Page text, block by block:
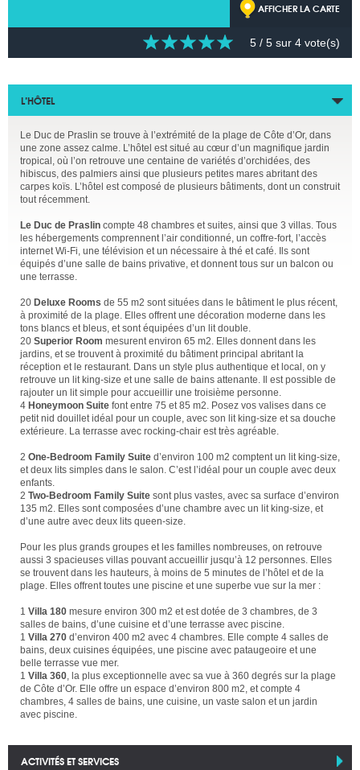
AFFICHER LA CARTE
5 / 5 sur 4 vote(s)
L’HÔTEL
Le Duc de Praslin se trouve à l’extrémité de la plage de Côte d’Or, dans
une zone assez calme. L’hôtel est situé au cœur d’un magnifique jardin
tropical, où l’on retrouve une centaine de variétés d’orchidées, des
hibiscus, des palmiers ainsi que plusieurs petites mares abritant des
carpes koïs. L’hôtel est composé de plusieurs bâtiments, dont un construit
tout récemment.
Le Duc de Praslin compte 48 chambres et suites, ainsi que 3 villas. Tous
les hébergements comprennent l’air conditionné, un coffre-fort, l’accès
internet Wi-Fi, une télévision et un nécessaire à thé et café. Ils sont
équipés d’une salle de bains privative, et donnent tous sur un balcon ou
une terrasse.
20 Deluxe Rooms de 55 m2 sont situées dans le bâtiment le plus récent,
à proximité de la plage. Elles offrent une décoration moderne dans les
tons blancs et bleus, et sont équipées d’un lit double.
20 Superior Room mesurent environ 65 m2. Elles donnent dans les
jardins, et se trouvent à proximité du bâtiment principal abritant la
réception et le restaurant. Dans un style plus authentique et local, on y
retrouve un lit king-size et une salle de bains attenante. Il est possible de
rajouter un lit simple pour accueillir une troisième personne.
4 Honeymoon Suite font entre 75 et 85 m2. Posez vos valises dans ce
petit nid douillet idéal pour un couple, avec son lit king-size et sa douche
extérieure. La terrasse avec rocking-chair est très agréable.
2 One-Bedroom Family Suite d’environ 100 m2 comptent un lit king-size,
et deux lits simples dans le salon. C’est l’idéal pour un couple avec deux
enfants.
2 Two-Bedroom Family Suite sont plus vastes, avec sa surface d’environ
135 m2. Elles sont composées d’une chambre avec un lit king-size, et
d’une autre avec deux lits queen-size.
Pour les plus grands groupes et les familles nombreuses, on retrouve
aussi 3 spacieuses villas pouvant accueillir jusqu’à 12 personnes. Elles
se trouvent dans les hauteurs, à moins de 5 minutes de l’hôtel et de la
plage. Elles offrent toutes une piscine et une superbe vue sur la mer :
1 Villa 180 mesure environ 300 m2 et est dotée de 3 chambres, de 3
salles de bains, d’une cuisine et d’une terrasse avec piscine.
1 Villa 270 d’environ 400 m2 avec 4 chambres. Elle compte 4 salles de
bains, deux cuisines équipées, une piscine avec pataugeoire et une
belle terrasse vue mer.
1 Villa 360, la plus exceptionnelle avec sa vue à 360 degrés sur la plage
de Côte d’Or. Elle offre un espace d’environ 800 m2, et compte 4
chambres, 4 salles de bains, une cuisine, un vaste salon et un jardin
avec piscine.
ACTIVITÉS ET SERVICES